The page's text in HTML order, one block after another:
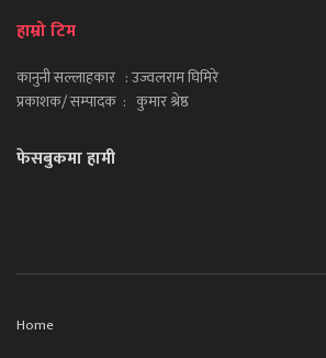
हाम्रो टिम
कानुनी सल्लाहकार : उज्वलराम घिमिरे
प्रकाशक/ सम्पादक : कुमार श्रेष्ठ
फेसबुकमा हामी
Home